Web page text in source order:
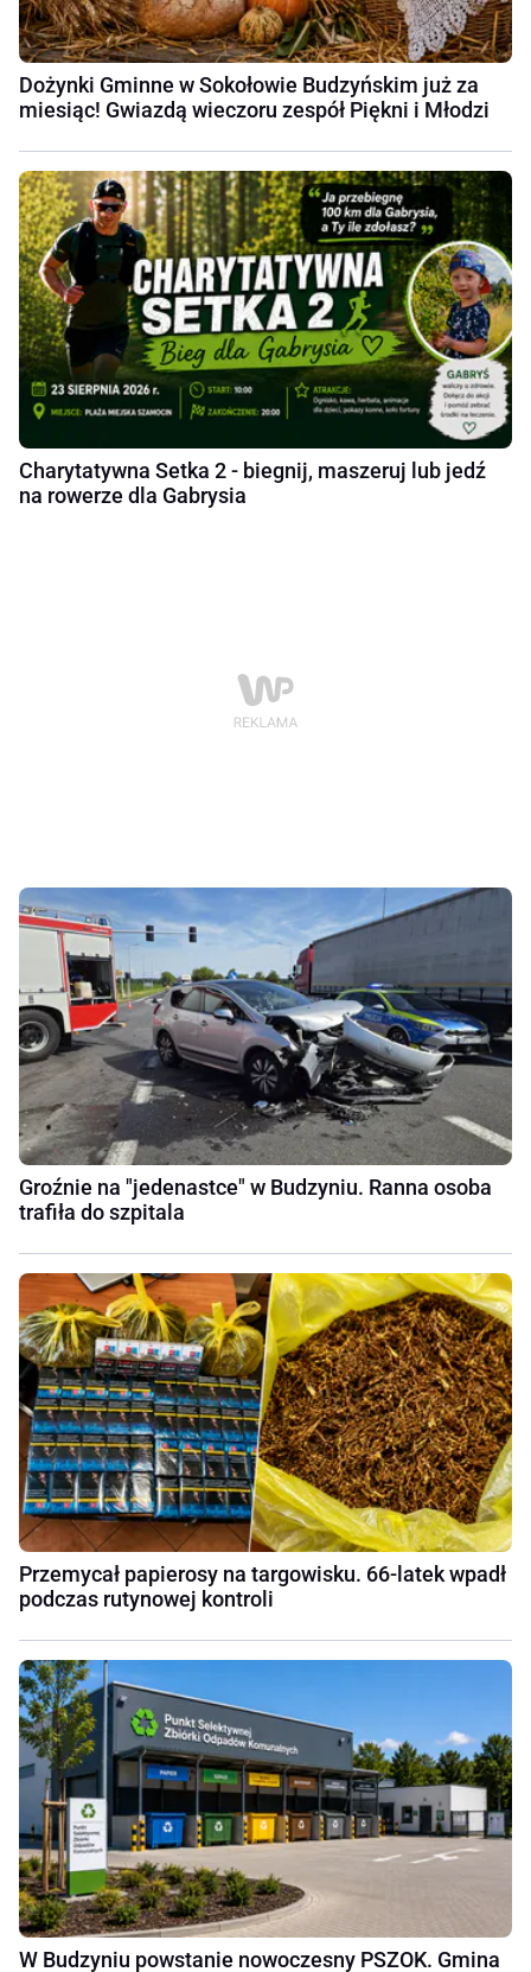
Dożynki Gminne w Sokołowie Budzyńskim już za
miesiąc! Gwiazdą wieczoru zespół Piękni i Młodzi
Charytatywna Setka 2 - biegnij, maszeruj lub jedź
na rowerze dla Gabrysia
Groźnie na "jedenastce" w Budzyniu. Ranna osoba
trafiła do szpitala
Przemycał papierosy na targowisku. 66-latek wpadł
podczas rutynowej kontroli
W Budzyniu powstanie nowoczesny PSZOK. Gmina